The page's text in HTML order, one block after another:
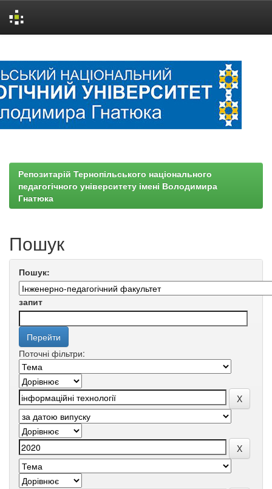
Репозитарій Тернопільського національного
педагогічного університету імені Володимира
Гнатюка
Пошук
Пошук:
запит
Поточні фільтри: